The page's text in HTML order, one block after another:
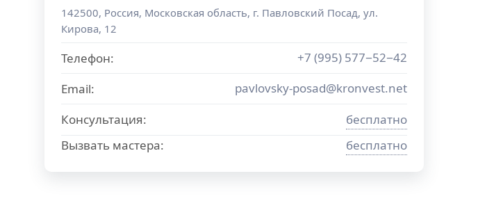
142500, Россия, Московская область, г. Павловский Посад, ул.
Кирова, 12
Телефон:
+7 (995) 577−52−42
Email:
pavlovsky-posad@kronvest.net
Консультация:
бесплатно
Вызвать мастера:
бесплатно